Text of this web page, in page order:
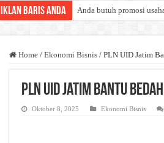
Iklan Baris Anda Anda butuh promosi
Home / Ekonomi Bisnis / PLN UID Jatim
PLN UID Jatim Bantu
Oktober 8, 2025 Ekonomi Bisnis